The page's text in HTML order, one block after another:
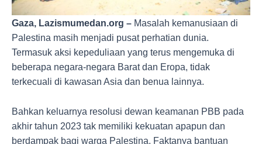
Gaza, Lazismumedan.org – Masalah kemanusiaan di
Palestina masih menjadi pusat perhatian dunia.
Termasuk aksi kepeduliaan yang terus mengemuka di
beberapa negara-negara Barat dan Eropa, tidak
terkecuali di kawasan Asia dan benua lainnya.
Bahkan keluarnya resolusi dewan keamanan PBB pada
akhir tahun 2023 tak memiliki kekuatan apapun dan
berdampak bagi warga Palestina. Faktanya bantuan